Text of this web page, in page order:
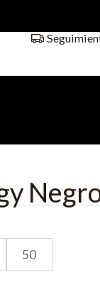
50